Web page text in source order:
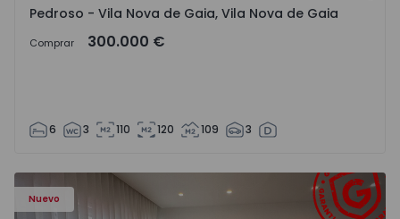
Pedroso - Vila Nova de Gaia, Vila Nova de Gaia
Comprar 300.000 €
6 3 110 120 109 3
Nuevo
Apartamento T1 Lourinhã, Vimeiro - 1575406 - 1